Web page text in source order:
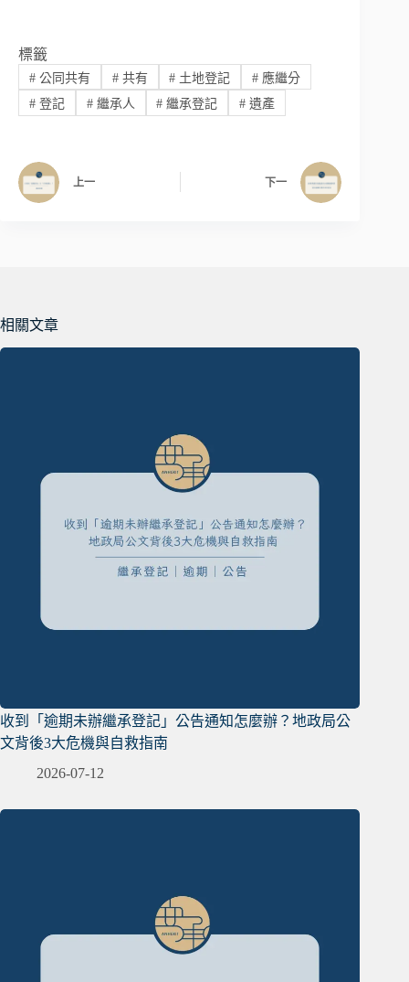
標籤
#公同共有 #共有 # 土地登記 # 應繼分
#登記 #繼承人 # 繼承登記 # 遺產
上一 下一
相關文章
收到「逾期未辦繼承登記」公告通知怎麼辦？地政局公
文背後3大危機與自救指南
2026-07-12